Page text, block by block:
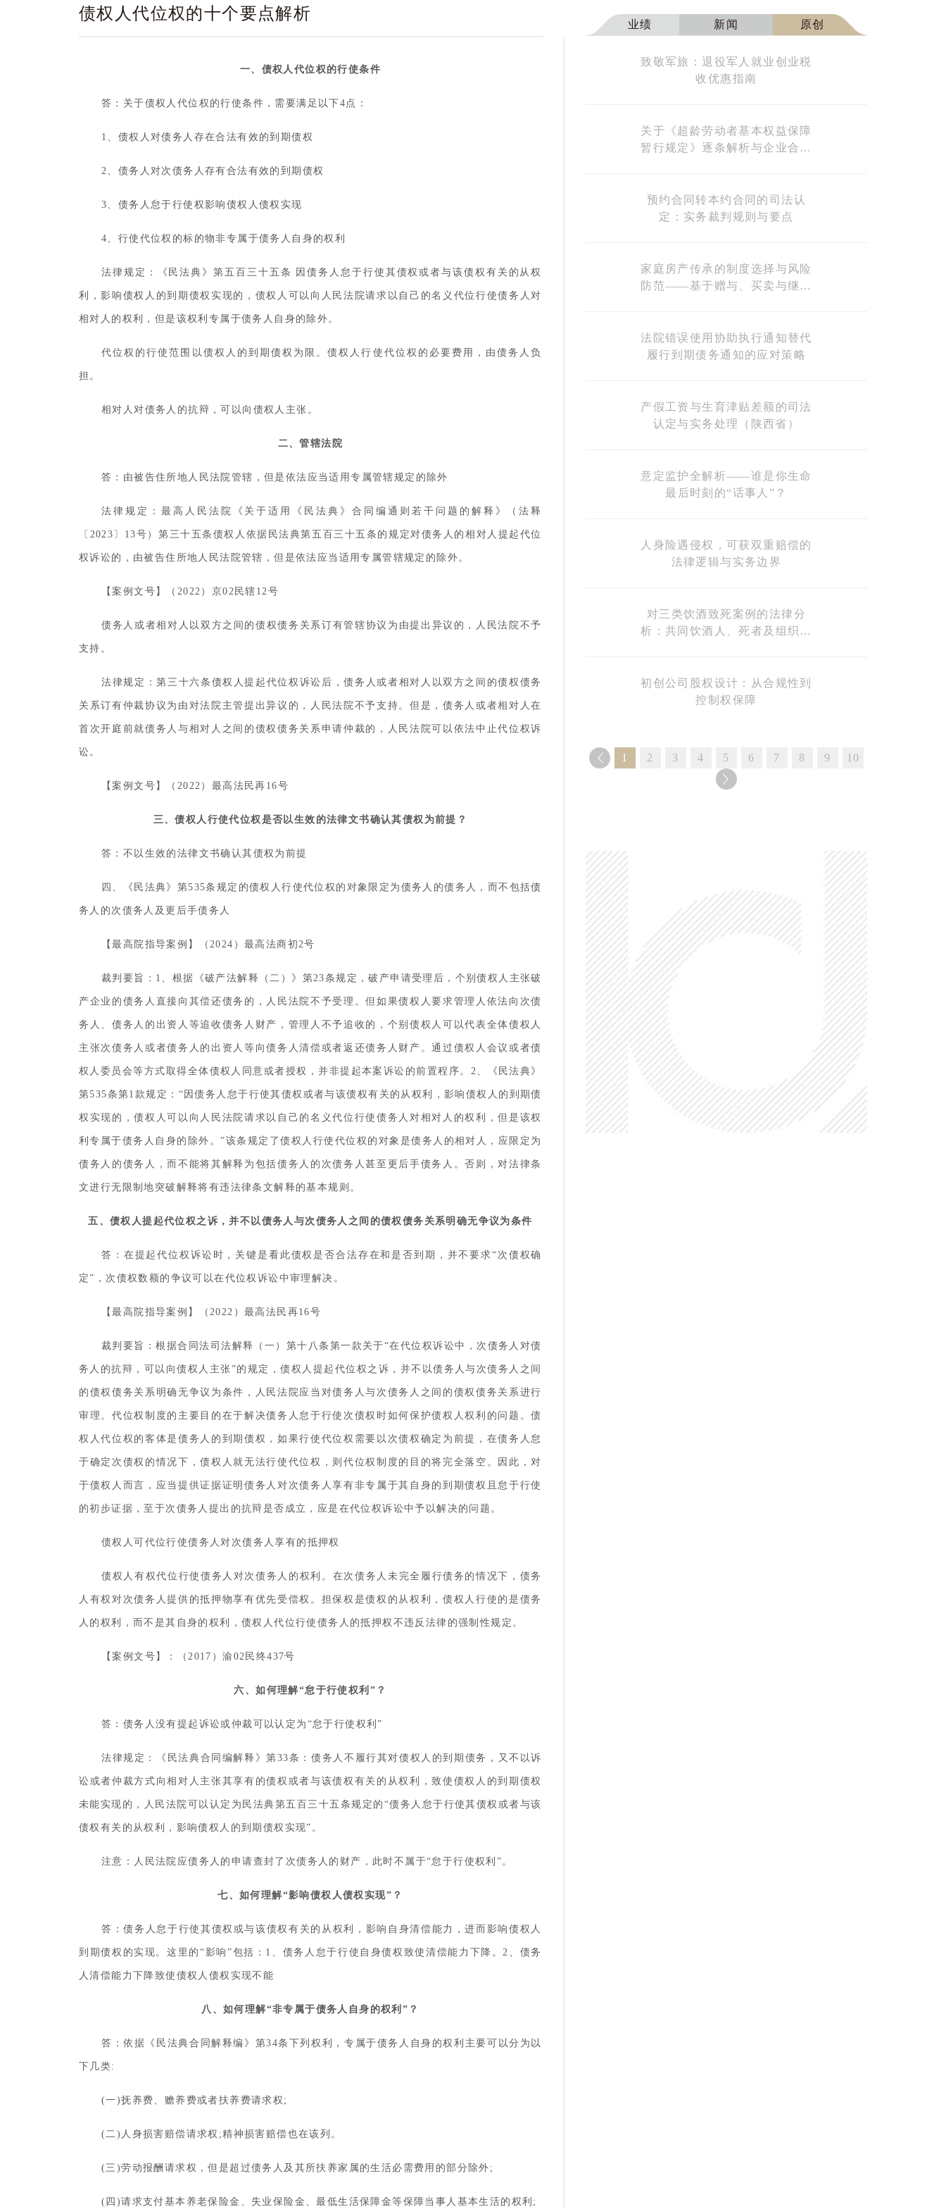
债权人代位权的十个要点解析
一、债权人代位权的行使条件
答：关于债权人代位权的行使条件，需要满足以下4点：
1、债权人对债务人存在合法有效的到期债权
2、债务人对次债务人存有合法有效的到期债权
3、债务人怠于行使权影响债权人债权实现
4、行使代位权的标的物非专属于债务人自身的权利
法律规定：《民法典》第五百三十五条 因债务人怠于行使其债权或者与该债权有关的从权
利，影响债权人的到期债权实现的，债权人可以向人民法院请求以自己的名义代位行使债务人对
相对人的权利，但是该权利专属于债务人自身的除外。
代位权的行使范围以债权人的到期债权为限。债权人行使代位权的必要费用，由债务人负
担。
相对人对债务人的抗辩，可以向债权人主张。
二、管辖法院
答：由被告住所地人民法院管辖，但是依法应当适用专属管辖规定的除外
法律规定：最高人民法院《关于适用《民法典》合同编通则若干问题的解释》（法释
〔2023〕13号）第三十五条债权人依据民法典第五百三十五条的规定对债务人的相对人提起代位
权诉讼的，由被告住所地人民法院管辖，但是依法应当适用专属管辖规定的除外。
【案例文号】（2022）京02民辖12号
债务人或者相对人以双方之间的债权债务关系订有管辖协议为由提出异议的，人民法院不予
支持。
法律规定：第三十六条债权人提起代位权诉讼后，债务人或者相对人以双方之间的债权债务
关系订有仲裁协议为由对法院主管提出异议的，人民法院不予支持。但是，债务人或者相对人在
首次开庭前就债务人与相对人之间的债权债务关系申请仲裁的，人民法院可以依法中止代位权诉
讼。
【案例文号】（2022）最高法民再16号
三、债权人行使代位权是否以生效的法律文书确认其债权为前提？
答：不以生效的法律文书确认其债权为前提
四、《民法典》第535条规定的债权人行使代位权的对象限定为债务人的债务人，而不包括债
务人的次债务人及更后手债务人
【最高院指导案例】（2024）最高法商初2号
裁判要旨：1、根据《破产法解释（二）》第23条规定，破产申请受理后，个别债权人主张破
产企业的债务人直接向其偿还债务的，人民法院不予受理。但如果债权人要求管理人依法向次债
务人、债务人的出资人等追收债务人财产，管理人不予追收的，个别债权人可以代表全体债权人
主张次债务人或者债务人的出资人等向债务人清偿或者返还债务人财产。通过债权人会议或者债
权人委员会等方式取得全体债权人同意或者授权，并非提起本案诉讼的前置程序。2、《民法典》
第535条第1款规定：“因债务人怠于行使其债权或者与该债权有关的从权利，影响债权人的到期债
权实现的，债权人可以向人民法院请求以自己的名义代位行使债务人对相对人的权利，但是该权
利专属于债务人自身的除外。”该条规定了债权人行使代位权的对象是债务人的相对人，应限定为
债务人的债务人，而不能将其解释为包括债务人的次债务人甚至更后手债务人。否则，对法律条
文进行无限制地突破解释将有违法律条文解释的基本规则。
五、债权人提起代位权之诉，并不以债务人与次债务人之间的债权债务关系明确无争议为条件
答：在提起代位权诉讼时，关键是看此债权是否合法存在和是否到期，并不要求“次债权确
定”，次债权数额的争议可以在代位权诉讼中审理解决。
【最高院指导案例】（2022）最高法民再16号
裁判要旨：根据合同法司法解释（一）第十八条第一款关于“在代位权诉讼中，次债务人对债
务人的抗辩，可以向债权人主张”的规定，债权人提起代位权之诉，并不以债务人与次债务人之间
的债权债务关系明确无争议为条件，人民法院应当对债务人与次债务人之间的债权债务关系进行
审理。代位权制度的主要目的在于解决债务人怠于行使次债权时如何保护债权人权利的问题。债
权人代位权的客体是债务人的到期债权，如果行使代位权需要以次债权确定为前提，在债务人怠
于确定次债权的情况下，债权人就无法行使代位权，则代位权制度的目的将完全落空。因此，对
于债权人而言，应当提供证据证明债务人对次债务人享有非专属于其自身的到期债权且怠于行使
的初步证据，至于次债务人提出的抗辩是否成立，应是在代位权诉讼中予以解决的问题。
债权人可代位行使债务人对次债务人享有的抵押权
债权人有权代位行使债务人对次债务人的权利。在次债务人未完全履行债务的情况下，债务
人有权对次债务人提供的抵押物享有优先受偿权。担保权是债权的从权利，债权人行使的是债务
人的权利，而不是其自身的权利，债权人代位行使债务人的抵押权不违反法律的强制性规定。
【案例文号】：（2017）渝02民终437号
六、如何理解“怠于行使权利”？
答：债务人没有提起诉讼或仲裁可以认定为“怠于行使权利”
法律规定：《民法典合同编解释》第33条：债务人不履行其对债权人的到期债务，又不以诉
讼或者仲裁方式向相对人主张其享有的债权或者与该债权有关的从权利，致使债权人的到期债权
未能实现的，人民法院可以认定为民法典第五百三十五条规定的“债务人怠于行使其债权或者与该
债权有关的从权利，影响债权人的到期债权实现”。
注意：人民法院应债务人的申请查封了次债务人的财产，此时不属于“怠于行使权利”。
七、如何理解“影响债权人债权实现”？
答：债务人怠于行使其债权或与该债权有关的从权利，影响自身清偿能力，进而影响债权人
到期债权的实现。这里的“影响”包括：1、债务人怠于行使自身债权致使清偿能力下降。2、债务
人清偿能力下降致使债权人债权实现不能
八、如何理解“非专属于债务人自身的权利”？
答：依据《民法典合同解释编》第34条下列权利，专属于债务人自身的权利主要可以分为以
下几类:
(一)抚养费、赡养费或者扶养费请求权;
(二)人身损害赔偿请求权;精神损害赔偿也在该列。
(三)劳动报酬请求权，但是超过债务人及其所扶养家属的生活必需费用的部分除外;
(四)请求支付基本养老保险金、失业保险金、最低生活保障金等保障当事人基本生活的权利;
业绩 新闻 原创
致敬军旅：退役军人就业创业税
收优惠指南
关于《超龄劳动者基本权益保障
暂行规定》逐条解析与企业合规
预约合同转本约合同的司法认
定：实务裁判规则与要点
家庭房产传承的制度选择与风险
防范——基于赠与、买卖与继承
法院错误使用协助执行通知替代
履行到期债务通知的应对策略
产假工资与生育津贴差额的司法
认定与实务处理（陕西省）
意定监护全解析——谁是你生命
最后时刻的“话事人”？
人身险遇侵权，可获双重赔偿的
法律逻辑与实务边界
对三类饮酒致死案例的法律分
析：共同饮酒人、死者及组织者
初创公司股权设计：从合规性到
控制权保障
1 2 3 4 5 6 7 8 9 10